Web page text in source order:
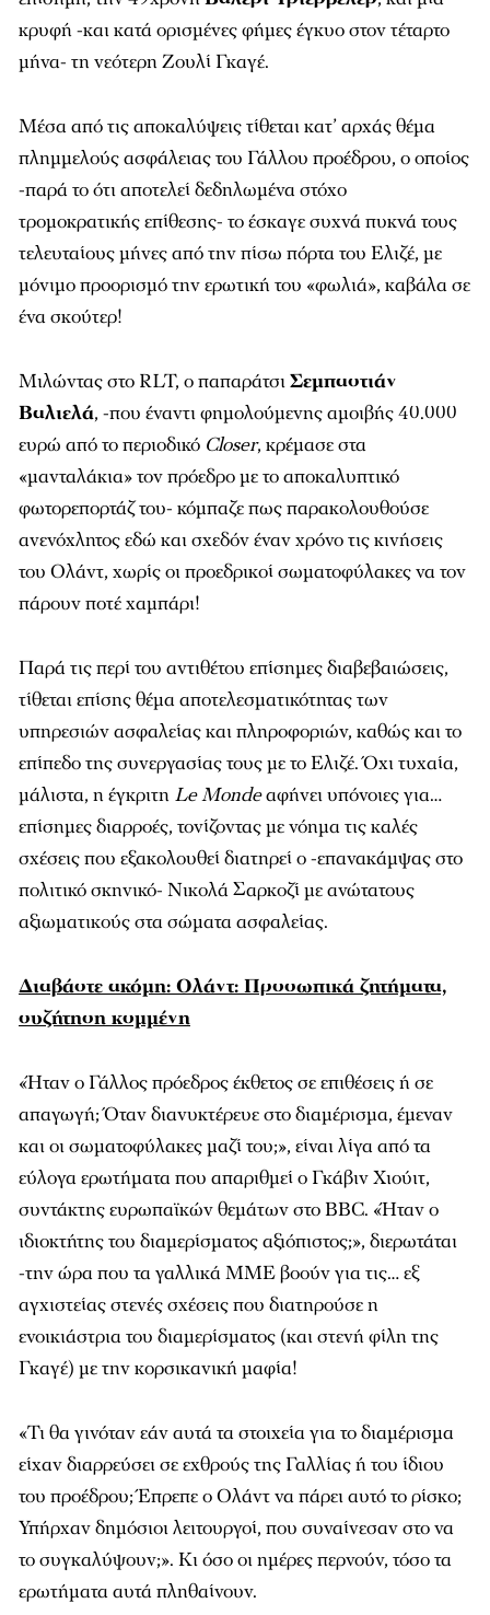
κρυφή -και κατά ορισμένες φήμες έγκυο στον τέταρτο
μήνα- τη νεότερη Ζουλί Γκαγέ.
Μέσα από τις αποκαλύψεις τίθεται κατ’ αρχάς θέμα
πλημμελούς ασφάλειας του Γάλλου προέδρου, ο οποίος
-παρά το ότι αποτελεί δεδηλωμένα στόχο
τρομοκρατικής επίθεσης- το έσκαγε συχνά πυκνά τους
τελευταίους μήνες από την πίσω πόρτα του Ελιζέ, με
μόνιμο προορισμό την ερωτική του «φωλιά», καβάλα σε
ένα σκούτερ!
Μιλώντας στο RLT, ο παπαράτσιΣεμπαστιάν
Βαλιελά, -που έναντι φημολούμενης αμοιβής 40.000
ευρώ από το περιοδικό Closer, κρέμασε στα
«μανταλάκια» τον πρόεδρο με το αποκαλυπτικό
φωτορεπορτάζ του- κόμπαζε πως παρακολουθούσε
ανενόχλητος εδώ και σχεδόν έναν χρόνο τις κινήσεις
του Ολάντ, χωρίς οι προεδρικοί σωματοφύλακες να τον
πάρουν ποτέ χαμπάρι!
Παρά τις περί του αντιθέτου επίσημες διαβεβαιώσεις,
τίθεται επίσης θέμα αποτελεσματικότητας των
υπηρεσιών ασφαλείας και πληροφοριών, καθώς και το
επίπεδο της συνεργασίας τους με το Ελιζέ. Όχι τυχαία,
μάλιστα, η έγκριτη Le Mondeαφήνει υπόνοιες για…
επίσημες διαρροές, τονίζοντας με νόημα τις καλές
σχέσεις που εξακολουθεί διατηρεί ο -επανακάμψας στο
πολιτικό σκηνικό- Νικολά Σαρκοζί με ανώτατους
αξιωματικούς στα σώματα ασφαλείας.
Διαβάστε ακόμη: Ολάντ: Προσωπικά ζητήματα,
συζήτηση κομμένη
«Ήταν ο Γάλλος πρόεδρος έκθετος σε επιθέσεις ή σε
απαγωγή; Όταν διανυκτέρευε στο διαμέρισμα, έμεναν
και οι σωματοφύλακες μαζί του;», είναι λίγα από τα
εύλογα ερωτήματα που απαριθμεί ο Γκάβιν Χιούιτ,
συντάκτης ευρωπαϊκών θεμάτων στο BBC. «Ήταν ο
ιδιοκτήτης του διαμερίσματος αξιόπιστος;», διερωτάται
-την ώρα που τα γαλλικά ΜΜΕ βοούν για τις… εξ
αγχιστείας στενές σχέσεις που διατηρούσε η
ενοικιάστρια του διαμερίσματος (και στενή φίλη της
Γκαγέ) με την κορσικανική μαφία!
«Τι θα γινόταν εάν αυτά τα στοιχεία για το διαμέρισμα
είχαν διαρρεύσει σε εχθρούς της Γαλλίας ή του ίδιου
του προέδρου; Έπρεπε ο Ολάντ να πάρει αυτό το ρίσκο;
Υπήρχαν δημόσιοι λειτουργοί, που συναίνεσαν στο να
το συγκαλύψουν;». Κι όσο οι ημέρες περνούν, τόσο τα
ερωτήματα αυτά πληθαίνουν.